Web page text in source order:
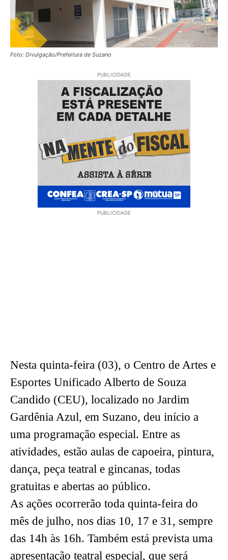
Foto: Divulgação/Prefeitura de Suzano
PUBLICIDADE
PUBLICIDADE
Nesta quinta-feira (03), o Centro de Artes e
Esportes Unificado Alberto de Souza
Candido (CEU), localizado no Jardim
Gardênia Azul, em Suzano, deu início a
uma programação especial. Entre as
atividades, estão aulas de capoeira, pintura,
dança, peça teatral e gincanas, todas
gratuitas e abertas ao público.
As ações ocorrerão toda quinta-feira do
mês de julho, nos dias 10, 17 e 31, sempre
das 14h às 16h. Também está prevista uma
apresentação teatral especial, que será